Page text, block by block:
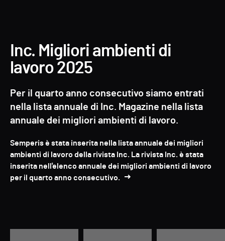
Inc. Migliori ambienti di
lavoro 2025
Per il quarto anno consecutivo siamo entrati
nella lista annuale di Inc. Magazine nella lista
annuale dei migliori ambienti di lavoro.
Semperis è stata inserita nella lista annuale dei migliori
ambienti di lavoro della rivista Inc. La rivista Inc. è stata
inserita nell'elenco annuale dei migliori ambienti di lavoro
per il quarto anno consecutivo.